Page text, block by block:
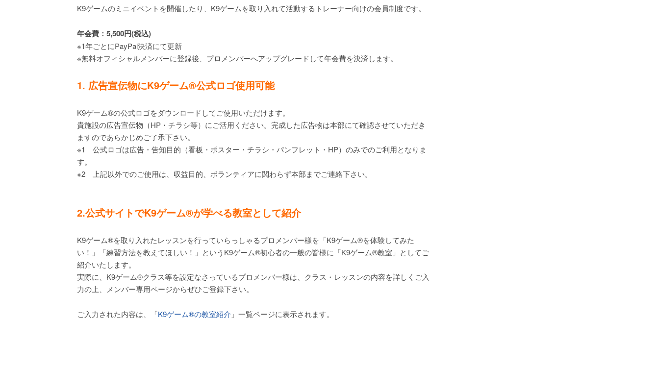
K9ゲームのミニイベントを開催したり、K9ゲームを取り入れて活動するトレーナー向けの会員制度です。
年会費：5,500円(税込)
※1年ごとにPayPal決済にて更新
※無料オフィシャルメンバーに登録後、プロメンバーへアップグレードして年会費を決済します。
1. 広告宣伝物にK9ゲーム®公式ロゴ使用可能
K9ゲーム®の公式ロゴをダウンロードしてご使用いただけます。
貴施設の広告宣伝物（HP・チラシ等）にご活用ください。完成した広告物は本部にて確認させていただき
ますのであらかじめご了承下さい。
※1 公式ロゴは広告・告知目的（看板・ポスター・チラシ・パンフレット・HP）のみでのご利用となりま
す。
※2 上記以外でのご使用は、収益目的、ボランティアに関わらず本部までご連絡下さい。
2.公式サイトでK9ゲーム®が学べる教室として紹介
K9ゲーム®を取り入れたレッスンを行っていらっしゃるプロメンバー様を「K9ゲーム®を体験してみた
い！」「練習方法を教えてほしい！」というK9ゲーム®初心者の一般の皆様に「K9ゲーム®教室」としてご
紹介いたします。
実際に、K9ゲーム®クラス等を設定なさっているプロメンバー様は、クラス・レッスンの内容を詳しくご入
力の上、メンバー専用ページからぜひご登録下さい。
ご入力された内容は、「K9ゲーム®の教室紹介 」一覧ページに表示されます。